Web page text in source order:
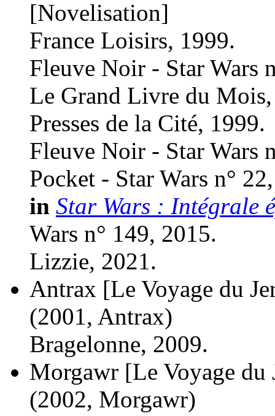
[Novelisation]
France Loisirs, 1999.
Fleuve Noir - Star Wars
Le Grand Livre du
Presses de la Cité, 1999.
Fleuve Noir - Star Wars
Pocket - Star Wars n°
in Star Wars : Intégrale
Wars n° 149, 2015.
Lizzie, 2021.
Antrax [Le Voyage du
(2001, Antrax)
Bragelonne, 2009.
Morgawr [Le Voyage du
(2002, Morgawr)